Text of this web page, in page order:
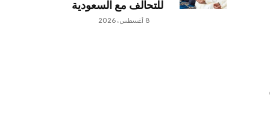
للتحالف مع السعودية
8 أغسطس، 2026